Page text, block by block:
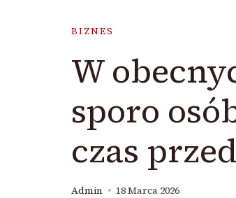
BIZNES
W
sporo
czas
Admin 18 Marca 2026